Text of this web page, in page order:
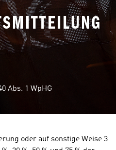
Abs. 1 WpHG
oder auf sonstige Weise 3